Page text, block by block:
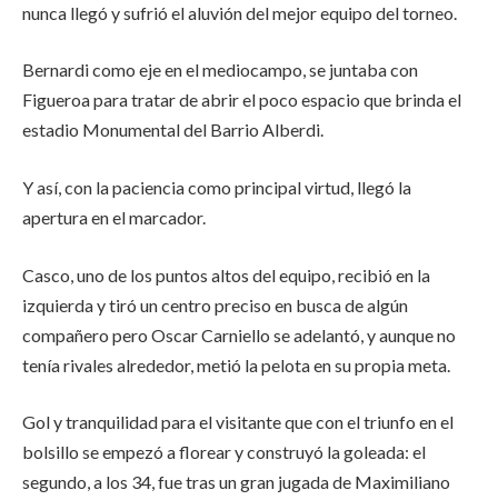
nunca llegó y sufrió el aluvión del mejor equipo del torneo.
Bernardi como eje en el mediocampo, se juntaba con
Figueroa para tratar de abrir el poco espacio que brinda el
estadio Monumental del Barrio Alberdi.
Y así, con la paciencia como principal virtud, llegó la
apertura en el marcador.
Casco, uno de los puntos altos del equipo, recibió en la
izquierda y tiró un centro preciso en busca de algún
compañero pero Oscar Carniello se adelantó, y aunque no
tenía rivales alrededor, metió la pelota en su propia meta.
Gol y tranquilidad para el visitante que con el triunfo en el
bolsillo se empezó a florear y construyó la goleada: el
segundo, a los 34, fue tras un gran jugada de Maximiliano